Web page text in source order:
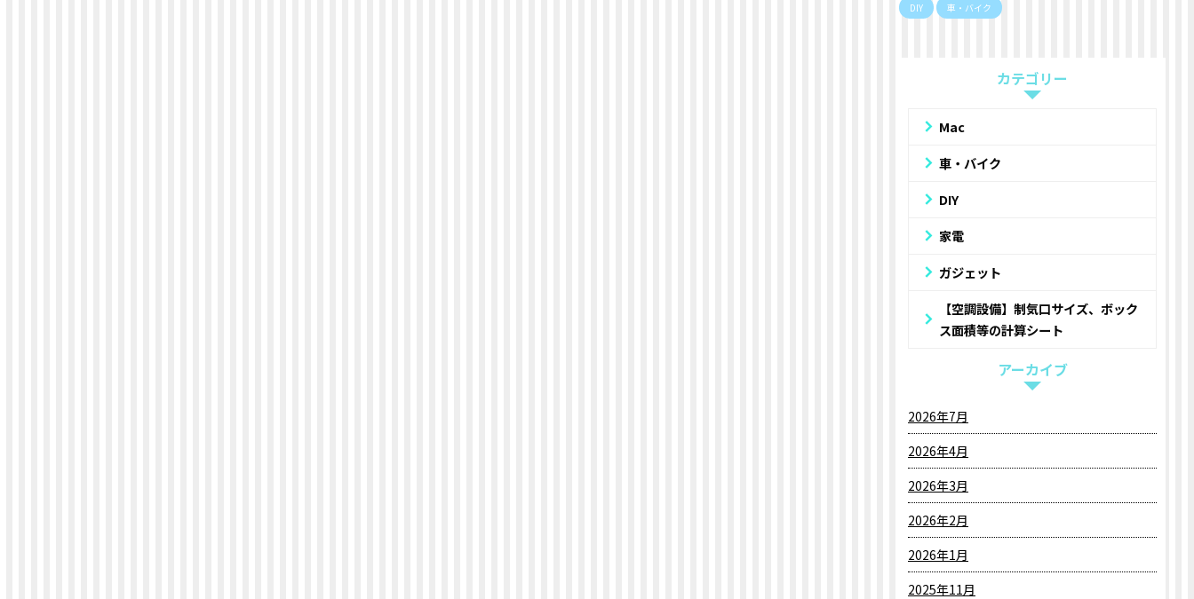
DIY 車・バイク
カテゴリー
Mac
車・バイク
DIY
家電
ガジェット
【空調設備】制気口サイズ、ボック
ス面積等の計算シート
アーカイブ
2026年7月
2026年4月
2026年3月
2026年2月
2026年1月
2025年11月